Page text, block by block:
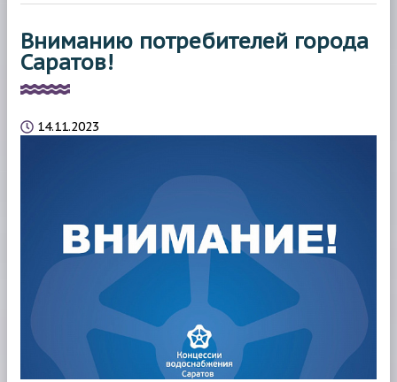
Вниманию потребителей города
Саратов!
14.11.2023